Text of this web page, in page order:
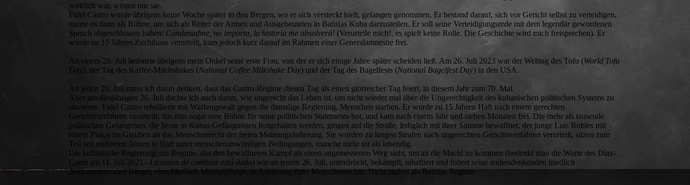
wirklich war, wissen nur sie.
Fidel Castro wurde übrigens keine Woche später in den Bergen, wo er sich versteckt hielt, gefangen genommen. Er bestand darauf, sich vor Gericht selbst zu verteidigen,
nutzte es dann als Bühne, um sich als Retter der Armen und Ausgebeuteten in Batistas Kuba darzustellen. Er soll seine Verteidigungsrede mit dem legendär gewordenen
Spruch abgeschlossen haben: Condenadme, no importa, la historia me absolverá! (Verurteile mich!, es spielt keine Rolle. Die Geschichte wird mich freisprechen). Er
wurde zu 15 Jahren Zuchthaus verurteilt, kam jedoch kurz darauf im Rahmen einer Generalamnestie frei.
An einem 26. Juli heiratete übrigens mein Onkel seine erste Frau, von der er sich einige Jahre später scheiden ließ. Am 26. Juli 2023 war der Welttag des Tofu (World Tofu
Day), der Tag des Kaffee-Milchshakes (National Coffee Milkshake Day) und der Tag des Bagelfests (National Bagelfest Day) in den USA.
An jeden 26. Juli muss ich daran denken, dass das Castro-Regime diesen Tag als einen glorreicher Tag feiert, in diesem Jahr zum 70. Mal.
Aber am diesjährigen 26. Juli dachte ich auch daran, wie ungerecht das Leben ist, um nicht wieder mal über die Ungerechtigkeit des kubanischen politischen Systems zu
sinnieren: Fidel Castro rebellierte mit Waffengewalt gegen die damalige Regierung, Menschen starben. Er wurde zu 15 Jahren Haft nach einem gerechten
Gerichtsverfahren verurteilt, das ihm sogar eine Bühne für seine politischen Statements bot, und kam nach einem Jahr und sieben Monaten frei. Die mehr als tausende
politischen Gefangenen, die heute in Kubas Gefängnissen festgehalten werden, gingen auf die Straße, lediglich mit ihrer Stimme bewaffnet, der junge Luis Robles mit
einem Plakat im Glauben an das Menschenrecht der freien Meinungsäußerung. Sie wurden zu langen Strafen nach ungerechten Gerichtsverfahren verurteilt, sitzen zum
Teil seit mehreren Jahren in Haft unter menschenunwürdigen Bedingungen, manche mehr tot als lebendig.
Die kubanische Regierung: ein Regime, das den bewaffneten Kampf als einen angemessenen Weg sieht, um an die Macht zu kommen (bedenkt man die Worte des Díaz-
Canel am 11. Juli 2021 - La orden de combate está dada) wie an jenem 26. Juli, unterdrückt, bekämpft, inhaftiert und foltert seine andersdenkenden friedlich
demonstrierenden Bürger, einschließlich Minderjährige, in Ausübung ihrer Menschenrechte. Nicht anders als Batistas Regime.